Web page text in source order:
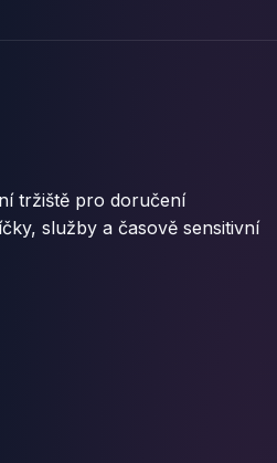
tržiště pro doručení
služby a časově sensitivní